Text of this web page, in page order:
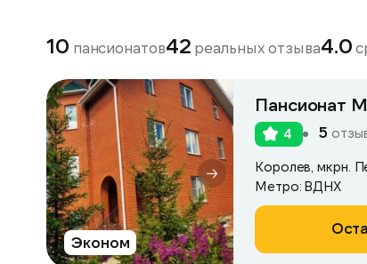
10 пансионатов42 реальных отзыва4.0
Эконом
Пансионат
4 5
Королев, мкрн.
Метро: ВДНХ